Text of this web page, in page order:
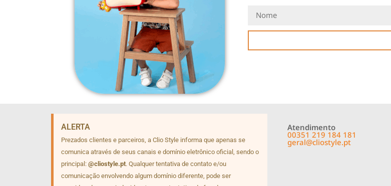
ALERTA
Prezados clientes e parceiros, a Clio Style informa que apenas se
comunica através de seus canais e domínio eletrônico oficial, sendo o
principal: @cliostyle.pt. Qualquer tentativa de contato e/ou
comunicação envolvendo algum domínio diferente, pode ser
Atendimento
00351 219 184 181
geral@cliostyle.pt